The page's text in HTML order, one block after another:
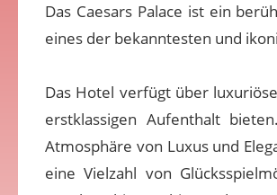
Das Caesars Palace ist ein
eines der bekanntesten und
Das Hotel verfügt über
erstklassigen Aufenthalt
Atmosphäre von Luxus und
eine Vielzahl von